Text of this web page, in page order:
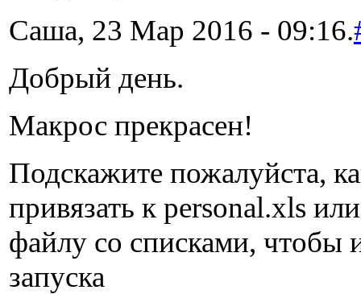
Саша, 23 Мар 2016 - 09:16.
Добрый день.
Макрос прекрасен!
Подскажите пожалуйста,
привязать к personal.xls
файлу со списками, чтобы
запуска